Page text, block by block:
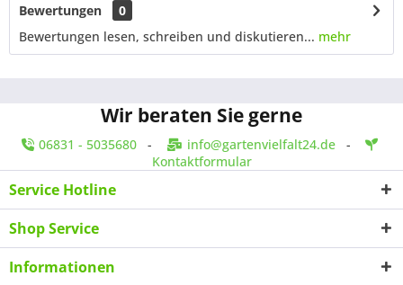
Bewertungen
0
Bewertungen lesen, schreiben und diskutieren... mehr
Wir beraten Sie gerne
06831 - 5035680- info@gartenvielfalt24.de-
Kontaktformular
Service Hotline
Shop Service
Informationen